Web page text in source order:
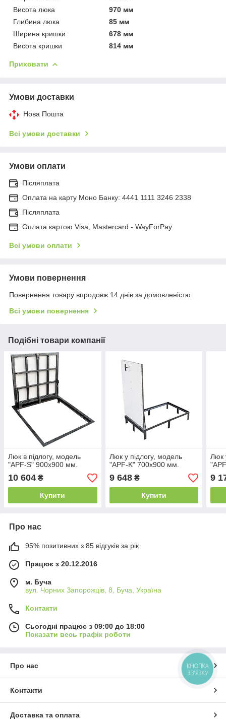
Висота люка
970 мм
Глибина люка
85 мм
Ширина кришки
678 мм
Висота кришки
814 мм
Приховати
Умови доставки
Нова Пошта
Всі умови доставки
Умови оплати
Післяплата
Оплата на карту Моно Банку: 4441 1111 3246 2338
Післяплата
Оплата картою Visa, Mastercard - WayForPay
Всі умови оплати
Умови повернення
Повернення товару впродовж 14 днів за домовленістю
Всі умови повернення
Подібні товари компанії
Люк в підлогу, модель
"APF-S" 900х900 мм.
10 604 ₴
Купити
Люк у підлогу, модель
"APF-K" 700х900 мм.
9 648₴
Купити
Люк
9
Про нас
95% позитивних з 85 відгуків за рік
Працює з 20.12.2016
м. Буча
вул. Чорних Запорожців, 8, Буча, Україна
Контакти
Сьогодні працює з 09:00 до 18:00
Показати весь графік роботи
Про нас
Контакти
Доставка та оплата
КНОПКА
ЗВ'ЯЗКУ